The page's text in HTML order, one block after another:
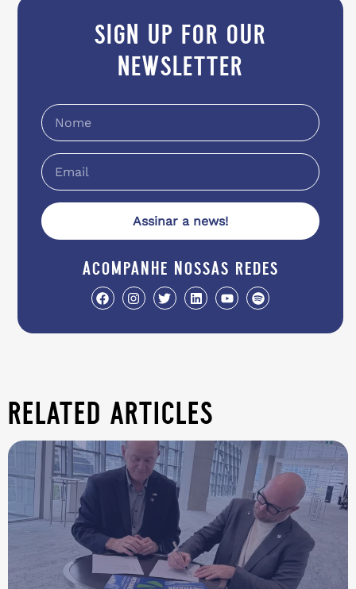
sign up for our
newsletter
Assinar a news!
acompanhe nossas redes
related articles